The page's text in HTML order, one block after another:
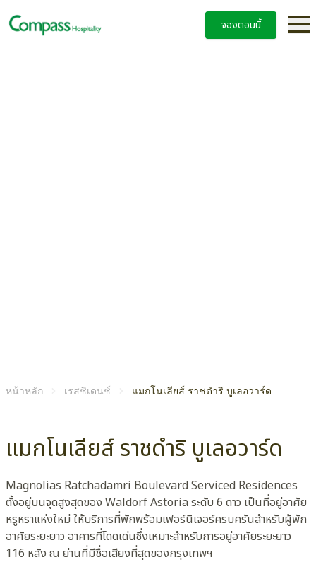
จองตอนนี้
หน้าหลัก เรสซิเดนซ์ แมกโนเลียส์ ราชดำริ บูเลอวาร์ด
แมกโนเลียส์ ราชดำริ บูเลอวาร์ด
Magnolias Ratchadamri Boulevard Serviced Residences
ตั้งอยู่บนจุดสูงสุดของ Waldorf Astoria ระดับ 6 ดาว เป็นที่อยู่อาศัย
หรูหราแห่งใหม่ ให้บริการที่พักพร้อมเฟอร์นิเจอร์ครบครันสำหรับผู้พัก
อาศัยระยะยาว อาคารที่โดดเด่นซึ่งเหมาะสำหรับการอยู่อาศัยระยะยาว
116 หลัง ณ ย่านที่มีชื่อเสียงที่สุดของกรุงเทพฯ